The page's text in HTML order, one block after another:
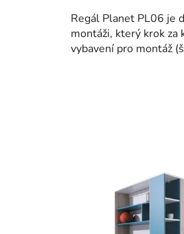
Regál Planet PL06 je
montáži, který krok za
vybavení pro montáž